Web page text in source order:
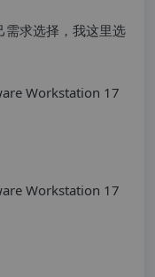
需求选择，我这里选